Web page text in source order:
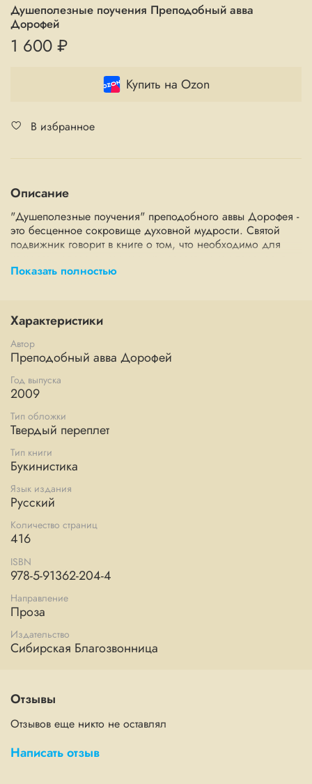
Душеполезные поучения Преподобный авва
Дорофей
1 600 ₽
Купить на Ozon
В избранное
Описание
"Душеполезные поучения" преподобного аввы Дорофея -
это бесценное сокровище духовной мудрости. Святой
подвижник говорит в книге о том, что необходимо для
искушения, как проходить путь Божий разумно и
каждый из нас сможет получить ответы на множество
вопросов духовной жизни, с которыми мы сталкиваемся
ежедневно.
Показать полностью
Характеристики
Автор
Преподобный авва Дорофей
Год выпуска
2009
Тип обложки
Твердый переплет
Тип книги
Букинистика
Язык издания
Русский
Количество страниц
416
ISBN
978-5-91362-204-4
Направление
Проза
Издательство
Сибирская Благозвонница
Отзывы
Отзывов еще никто не оставлял
Написать отзыв